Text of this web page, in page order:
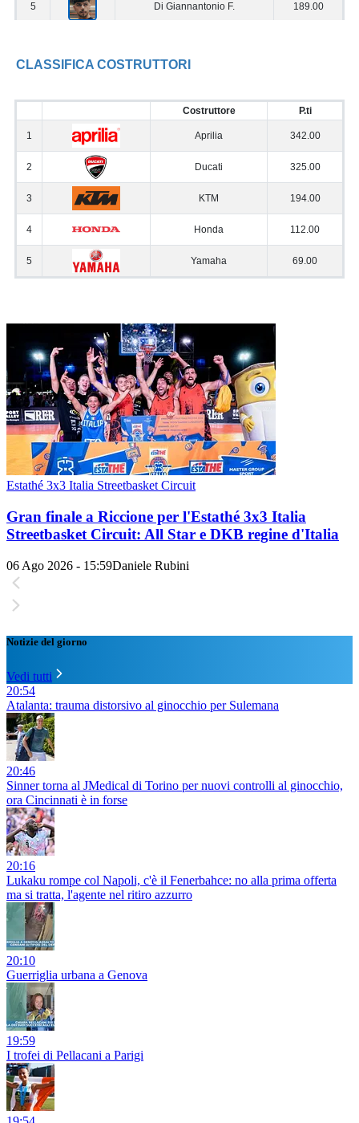
Estathé 3x3 Italia Streetbasket Circuit
Gran finale a Riccione per l'Estathé 3x3 Italia
Streetbasket Circuit: All Star e DKB regine d'Italia
06 Ago 2026 - 15:59Daniele Rubini
Notizie del giorno
Vedi tutti
20:54
Atalanta: trauma distorsivo al ginocchio per Sulemana
20:46
Sinner torna al JMedical di Torino per nuovi controlli al ginocchio,
ora Cincinnati è in forse
20:16
Lukaku rompe col Napoli, c'è il Fenerbahce: no alla prima offerta
ma si tratta, l'agente nel ritiro azzurro
20:10
Guerriglia urbana a Genova
19:59
I trofei di Pellacani a Parigi